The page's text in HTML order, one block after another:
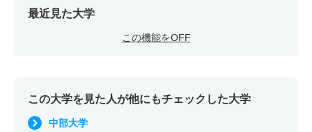
最近見た大学
この機能をOFF
この大学を見た人が他にもチェックした大学
中部大学